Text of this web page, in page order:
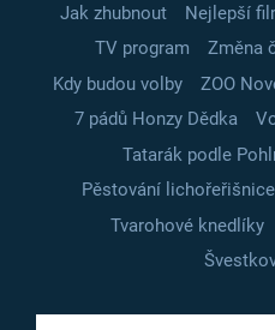
Jak zhubnout Nejlepší
TV program
Změna
Kdy budou volby
ZOO
7 pádů Honzy Dědka
Tatarák podle
Pěstování lichořeřišnice
Tvarohové knedlíky